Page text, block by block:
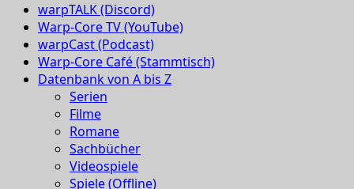
warpTALK (Discord)
Warp-Core TV (YouTube)
warpCast (Podcast)
Warp-Core Café (Stammtisch)
Datenbank von A bis Z
Serien
Filme
Romane
Sachbücher
Videospiele
Spiele (Offline)